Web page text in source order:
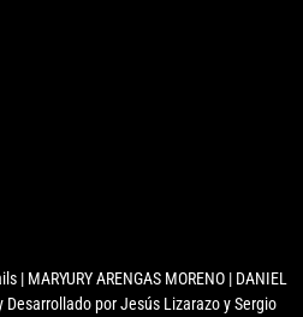
MARYURY ARENGAS MORENO | DANIEL
Desarrollado por Jesús Lizarazo y Sergio